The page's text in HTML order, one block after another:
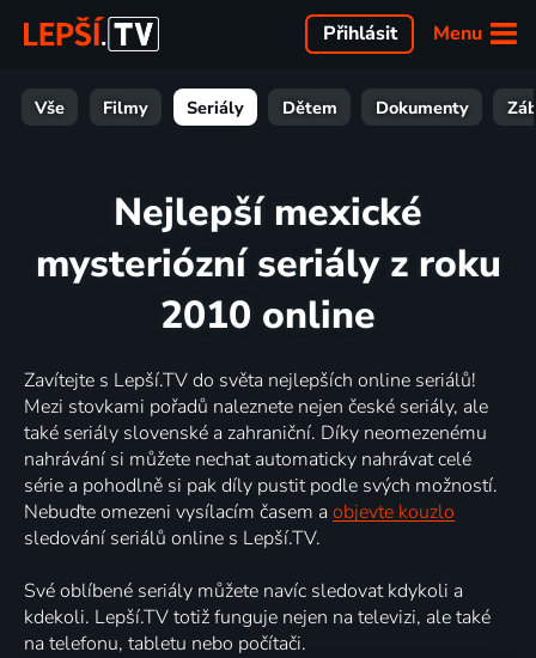
Menu
Přihlásit
Vše Filmy Seriály Dětem Dokumenty
Nejlepší mexické
mysteriózní seriály z roku
2010 online
Zavítejte s Lepší.TV do světa nejlepších online seriálů!
Mezi stovkami pořadů naleznete nejen české seriály, ale
také seriály slovenské a zahraniční. Díky neomezenému
nahrávání si můžete nechat automaticky nahrávat celé
série a pohodlně si pak díly pustit podle svých možností.
Nebuďte omezeni vysílacím časem a objevte kouzlo
sledování seriálů online s Lepší.TV.
Své oblíbené seriály můžete navíc sledovat kdykoli a
kdekoli. Lepší.TV totiž funguje nejen na televizi, ale také
na telefonu, tabletu nebo počítači.